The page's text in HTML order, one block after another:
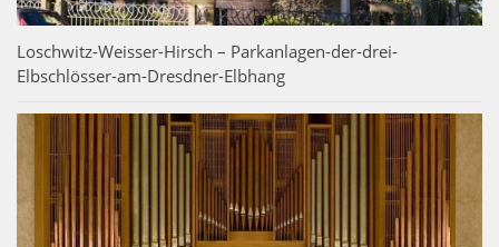
Loschwitz-Weisser-Hirsch – Parkanlagen-der-drei-
Elbschlösser-am-Dresdner-Elbhang